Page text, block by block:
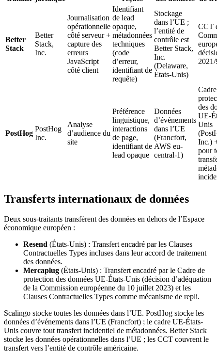
Better
Stack
Better
Stack,
Inc.
Journalisation
opérationnelle
côté serveur +
capture des
erreurs
JavaScript
côté client
Identifiant
de lead
opaque,
métadonnées
techniques
(code
d’erreur,
identifiant de
requête)
Stockage
dans l’UE ;
l’entité de
contrôle est
Better Stack,
Inc.
(Delaware,
États-Unis)
CCT
PostHog
PostHog
Inc.
Analyse
d’audience du
site
Préférence
linguistique,
interactions
de page,
identifiant de
lead opaque
Données
d’événements
dans l’UE
(Francfort,
AWS eu-
central-1)
des
UE-
Unis
Inc.)
pour
Transferts internationaux de données
Deux sous-traitants transfèrent des données en dehors de l’Espace
économique européen :
Resend (États-Unis) : Transfert encadré par les Clauses
Contractuelles Types incluses dans leur accord de traitement
des données.
Mercaplug (États-Unis) : Transfert encadré par le Cadre de
protection des données UE-États-Unis (décision d’adéquation
de la Commission européenne du 10 juillet 2023) et les
Clauses Contractuelles Types comme mécanisme de repli.
Scalingo stocke toutes les données dans l’UE. PostHog stocke les
données d’événements dans l’UE (Francfort) ; le cadre UE-États-
Unis couvre tout transfert incidentiel de métadonnées. Better Stack
stocke les données opérationnelles dans l’UE ; les CCT couvrent le
transfert vers l’entité de contrôle américaine.